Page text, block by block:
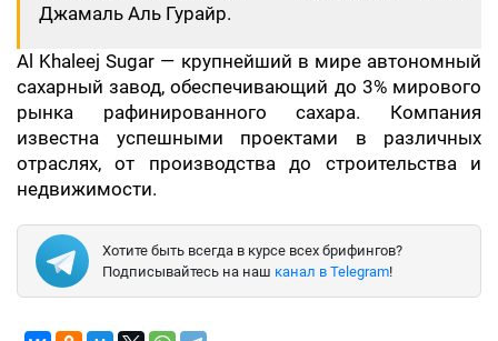
Джамаль Аль Гурайр.
Al Khaleej Sugar — крупнейший в мире автономный
сахарный завод, обеспечивающий до 3% мирового
рынка рафинированного сахара. Компания
известна успешными проектами в различных
отраслях, от производства до строительства и
недвижимости.
Хотите быть всегда в курсе всех брифингов?
Подписывайтесь на наш канал в Telegram!